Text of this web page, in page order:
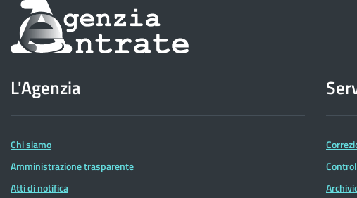
Informazioni
sul
dell'Agenzia
delle
Entrate
L'Agenzia
Chi siamo
Amministrazione trasparente
Atti di notifica